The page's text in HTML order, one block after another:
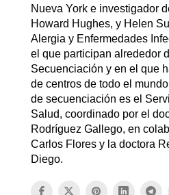
Nueva York e investigador
Howard Hughes, y Helen
Alergia y Enfermedades
el que participan alrededor
Secuenciación y en el que
de centros de todo el
de secuenciación es el
Salud, coordinado por el
Rodríguez Gallego, en
Carlos Flores y la doctora
Diego.